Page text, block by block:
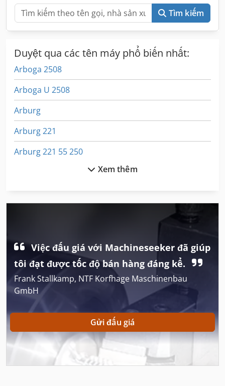
Tìm kiếm
Duyệt qua các tên máy phổ biến nhất:
Arboga 2508
Arboga U 2508
Arburg
Arburg 221
Arburg 221 55 250
Arburg A 270 C 500 100 Art 592
Aristo Mig 400
Arku
Biesse Artech Akron 245
Biesse Artech Akron 440
Khoan Máy Series
Xem thêm
Việc đấu giá với Machineseeker đã giúp
tôi đạt được tốc độ bán hàng đáng kể.
Frank Stallkamp, NTF Korfhage Maschinenbau
GmbH
Gửi đấu giá